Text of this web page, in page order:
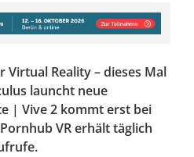
Virtual Reality – dieses Mal
launcht neue
| Vive 2 kommt erst bei
VR erhält täglich